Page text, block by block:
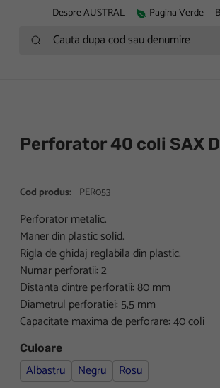
Despre AUSTRAL Pagina Verde
Cauta dupa cod sau denumire
Perforator 40 coli SAX
Cod produs: PER053
Perforator metalic.
Maner din plastic solid.
Rigla de ghidaj reglabila din plastic.
Numar perforatii: 2
Distanta dintre perforatii: 80 mm
Diametrul perforatiei: 5,5 mm
Capacitate maxima de perforare: 40 coli
Culoare
Albastru Negru Rosu